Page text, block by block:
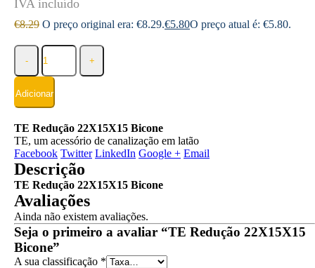
€8.29 O preço original era: €8.29.€5.80O preço atual é: €5.80.
- +
Adicionar
TE Redução 22X15X15 Bicone
TE, um acessório de canalização em latão
Facebook Twitter LinkedIn Google + Email
Descrição
TE Redução 22X15X15 Bicone
Avaliações
Ainda não existem avaliações.
Seja o primeiro a avaliar “TE Redução 22X15X15
Bicone”
A sua classificação *